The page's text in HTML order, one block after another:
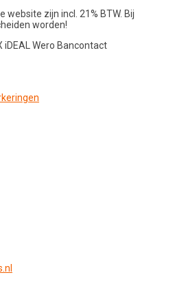
zijn incl. 21% BTW. Bij
worden!
iDEALWero Bancontact